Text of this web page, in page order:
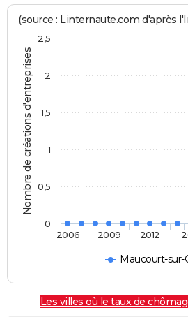
Nombre de créations d'entreprises
(source : Linternaute.com d'après
Maucourt-sur-
2006 2009 2012
0
0,5
1
1,5
2
2,5
Les villes où le taux de